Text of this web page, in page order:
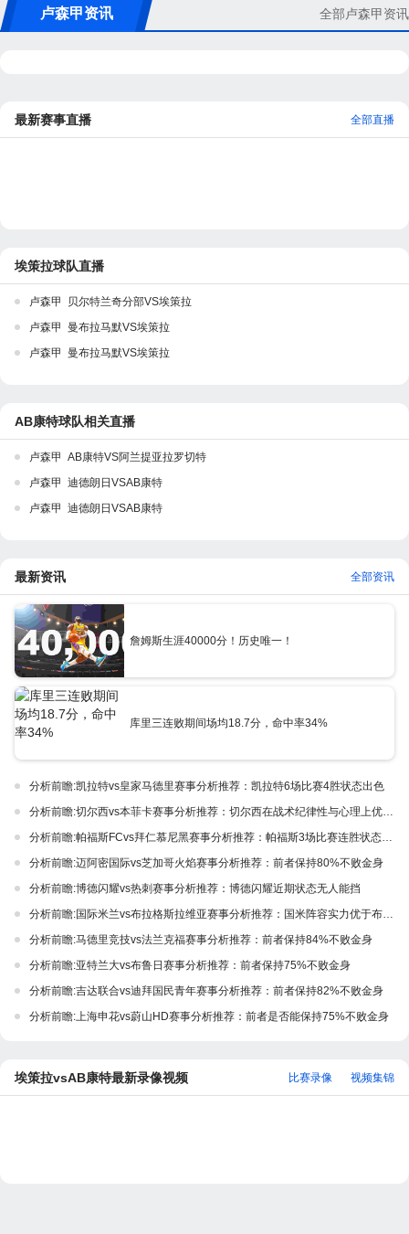
卢森甲资讯 全部卢森甲资讯
最新赛事直播 全部直播
埃策拉球队直播
卢森甲 贝尔特兰奇分部VS埃策拉
卢森甲 曼布拉马默VS埃策拉
卢森甲 曼布拉马默VS埃策拉
AB康特球队相关直播
卢森甲 AB康特VS阿兰提亚拉罗切特
卢森甲 迪德朗日VSAB康特
卢森甲 迪德朗日VSAB康特
最新资讯 全部资讯
詹姆斯生涯40000分！历史唯一！
库里三连败期间场均18.7分，命中率34%
分析前瞻:凯拉特vs皇家马德里赛事分析推荐：凯拉特6场比赛4胜状态出色
分析前瞻:切尔西vs本菲卡赛事分析推荐：切尔西在战术纪律性与心理上优势巨大
分析前瞻:帕福斯FCvs拜仁慕尼黑赛事分析推荐：帕福斯3场比赛连胜状态极佳
分析前瞻:迈阿密国际vs芝加哥火焰赛事分析推荐：前者保持80%不败金身
分析前瞻:博德闪耀vs热刺赛事分析推荐：博德闪耀近期状态无人能挡
分析前瞻:国际米兰vs布拉格斯拉维亚赛事分析推荐：国米阵容实力优于布拉格斯拉维亚
分析前瞻:马德里竞技vs法兰克福赛事分析推荐：前者保持84%不败金身
分析前瞻:亚特兰大vs布鲁日赛事分析推荐：前者保持75%不败金身
分析前瞻:吉达联合vs迪拜国民青年赛事分析推荐：前者保持82%不败金身
分析前瞻:上海申花vs蔚山HD赛事分析推荐：前者是否能保持75%不败金身
埃策拉vsAB康特最新录像视频 视频集锦
比赛录像